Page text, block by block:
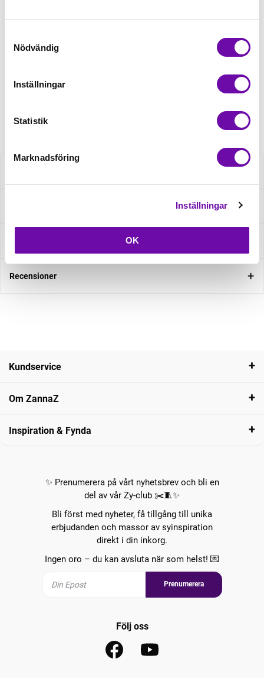
Nödvändig
Inställningar
Statistik
Marknadsföring
Inställningar
OK
Tråd matchande +45,00kr
Minsta beställning: 0.5 m
Recensioner
Kundservice
Om ZannaZ
Inspiration & Fynda
✨ Prenumerera på vårt nyhetsbrev och bli en
del av vår Zy-club ✂️🧵✨
Bli först med nyheter, få tillgång till unika
erbjudanden och massor av syinspiration
direkt i din inkorg.
Ingen oro – du kan avsluta när som helst! 💌
Prenumerera
Följ oss